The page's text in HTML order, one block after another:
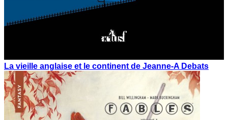
La vieille anglaise et le continent de Jeanne-A Debats